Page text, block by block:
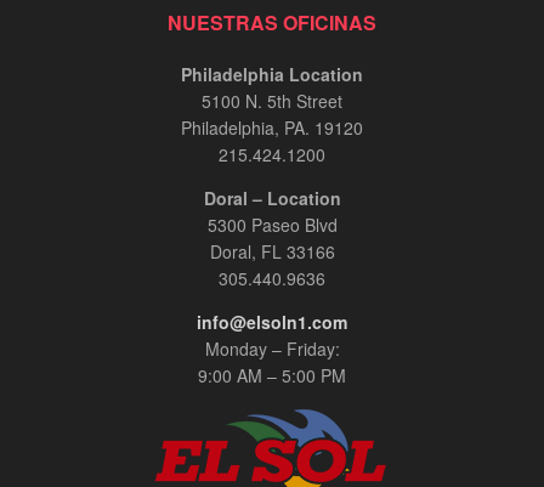
NUESTRAS OFICINAS
Philadelphia Location
5100 N. 5th Street
Philadelphia, PA. 19120
215.424.1200
Doral – Location
5300 Paseo Blvd
Doral, FL 33166
305.440.9636
info@elsoln1.com
Monday – Friday:
9:00 AM – 5:00 PM